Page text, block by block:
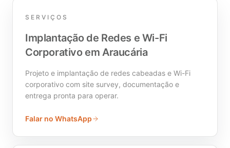
SERVIÇOS
Implantação de Redes e Wi-Fi
Corporativo em Araucária
Projeto e implantação de redes cabeadas e Wi-Fi
corporativo com site survey, documentação e
entrega pronta para operar.
Falar no WhatsApp